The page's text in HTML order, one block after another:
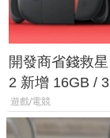
開發商省錢救
2 新增 16GB /
選擇
遊戲/電競